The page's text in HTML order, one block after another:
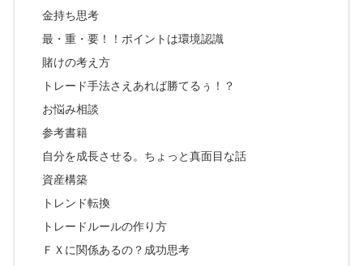
金持ち思考
最・重・要！！ポイントは環境認識
賭けの考え方
トレード手法さえあれば勝てるぅ！？
お悩み相談
参考書籍
自分を成長させる。ちょっと真面目な話
資産構築
トレンド転換
トレードルールの作り方
ＦＸに関係あるの？成功思考